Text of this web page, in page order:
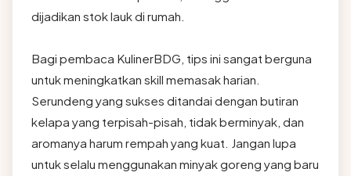
dijadikan stok lauk di rumah.
Bagi pembaca KulinerBDG, tips ini sangat berguna
untuk meningkatkan skill memasak harian.
Serundeng yang sukses ditandai dengan butiran
kelapa yang terpisah-pisah, tidak berminyak, dan
aromanya harum rempah yang kuat. Jangan lupa
untuk selalu menggunakan minyak goreng yang baru